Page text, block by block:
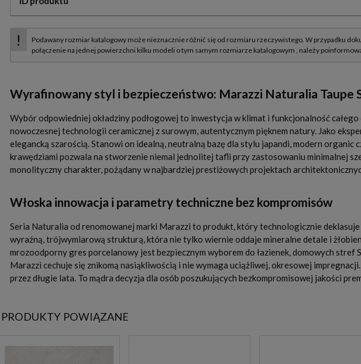
Wyrafinowany styl i bezpieczeństwo: Marazzi Naturalia Taupe
Wybór odpowiedniej okładziny podłogowej to inwestycja w klimat i funkcjonalność
nowoczesnej technologii ceramicznej z surowym, autentycznym pięknem natury. Jako
elegancką szarością. Stanowi on idealną, neutralną bazę dla stylu japandi, modern
krawędziami pozwala na stworzenie niemal jednolitej tafli przy zastosowaniu minimalnej
monolityczny charakter, pożądany w najbardziej prestiżowych projektach
Włoska innowacja i parametry techniczne bez kompromisów
Seria Naturalia od renomowanej marki Marazzi to produkt, który technologicznie
wyraźną, trójwymiarową strukturą, która nie tylko wiernie oddaje mineralne detale i
mrozoodporny gres porcelanowy jest bezpiecznym wyborem do łazienek, domowych
Marazzi cechuje się znikomą nasiąkliwością i nie wymaga uciążliwej, okresowej
przez długie lata. To mądra decyzja dla osób poszukujących bezkompromisowej jakości
PRODUKTY POWIĄZANE